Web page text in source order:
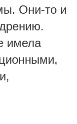
Они-то и
имела